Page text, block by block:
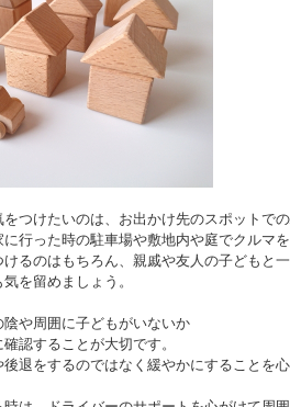
つけたいのは、お出かけ先のスポットで
行った時の駐車場や敷地内や庭でクルマ
るのはもちろん、親戚や友人の子どもと
を留めましょう。
陰や周囲に子どもがいないか
認することが大切です。
退をするのではなく緩やかにすることを